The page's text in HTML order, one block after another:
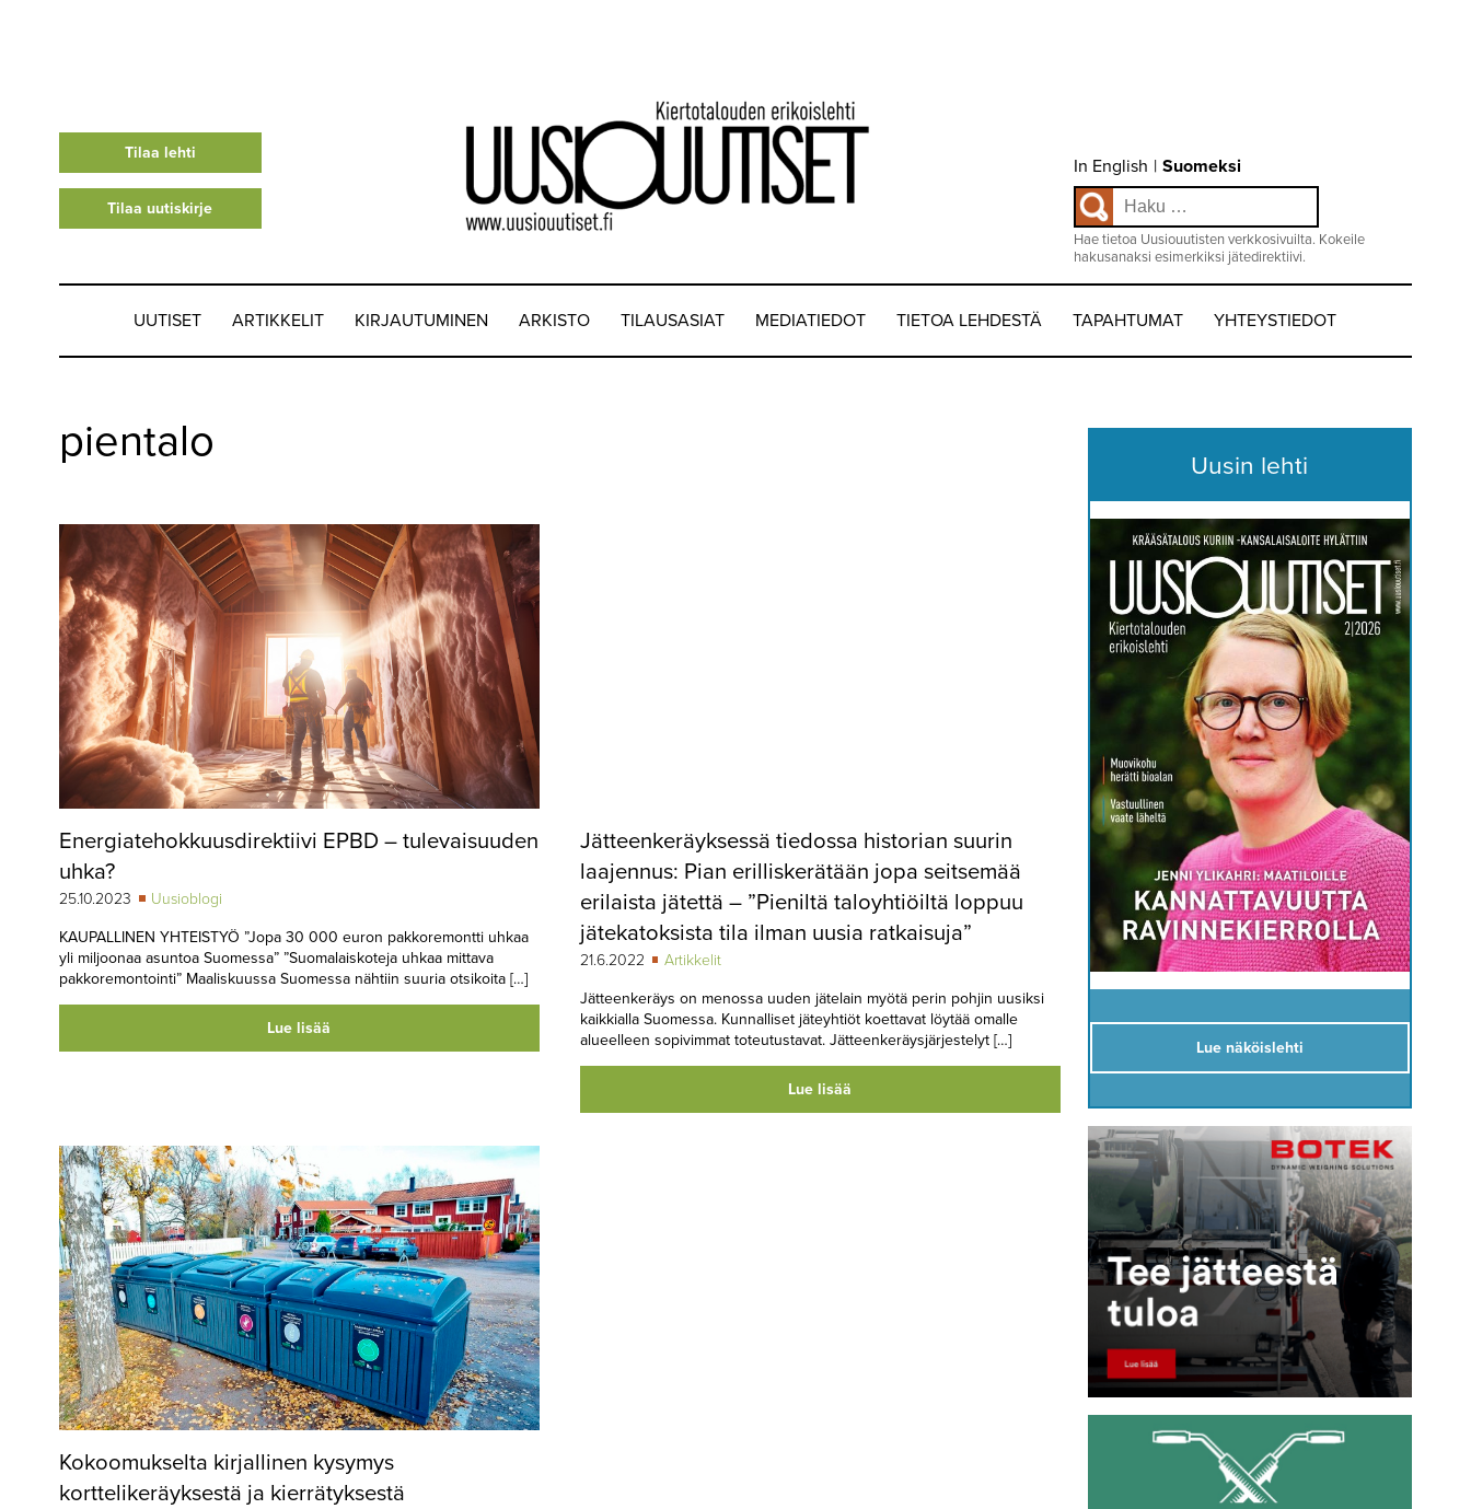
Tilaa lehti
Tilaa uutiskirje
Choose
language
Valitse
kieli:
In English | Suomeksi
Haku:
Hae tietoa Uusiouutisten verkkosivuilta. Kokeile
hakusanaksi esimerkiksi jätedirektiivi.
UUTISET ARTIKKELIT KIRJAUTUMINEN ARKISTO TILAUSASIAT MEDIATIEDOT TIETOA LEHDESTÄ TAPAHTUMAT YHTEYSTIEDOT
ARTIKKELIT
ARKISTO
TILAUSASIAT
MEDIATIEDOT
TIETOA
LEHDESTÄ
TAPAHTUMAT
YHTEYSTIEDOT
pientalo
Energiatehokkuusdirektiivi EPBD – tulevaisuuden
uhka?
25.10.2023 Uusioblogi
KAUPALLINEN YHTEISTYÖ ”Jopa 30 000 euron pakkoremontti uhkaa
yli miljoonaa asuntoa Suomessa” ”Suomalaiskoteja uhkaa mittava
pakkoremontointi” Maaliskuussa Suomessa nähtiin suuria otsikoita […]
Lue lisää
Jätteenkeräyksessä tiedossa historian suurin
laajennus: Pian erilliskerätään jopa seitsemää
erilaista jätettä – ”Pieniltä taloyhtiöiltä loppuu
jätekatoksista tila ilman uusia ratkaisuja”
21.6.2022 Artikkelit
Jätteenkeräys on menossa uuden jätelain myötä perin pohjin uusiksi
kaikkialla Suomessa. Kunnalliset jäteyhtiöt koettavat löytää omalle
alueelleen sopivimmat toteutustavat. Jätteenkeräysjärjestelyt […]
Lue lisää
Kokoomukselta kirjallinen kysymys
korttelikeräyksestä ja kierrätyksestä
Uusin lehti
Lue näköislehti